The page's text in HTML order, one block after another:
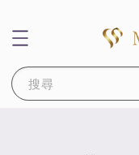
搜尋